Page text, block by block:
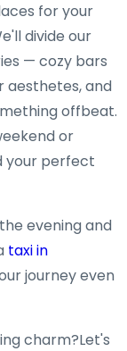
for your
divide our
— cozy bars
aesthetes, and
offbeat.
or
your perfect
evening and
taxi in
journey even
charm?Let's